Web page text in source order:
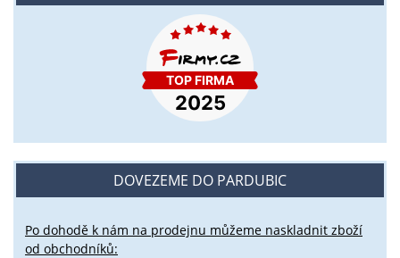
DOVEZEME DO PARDUBIC
Po dohodě k nám na prodejnu můžeme naskladnit zboží
od obchodníků: